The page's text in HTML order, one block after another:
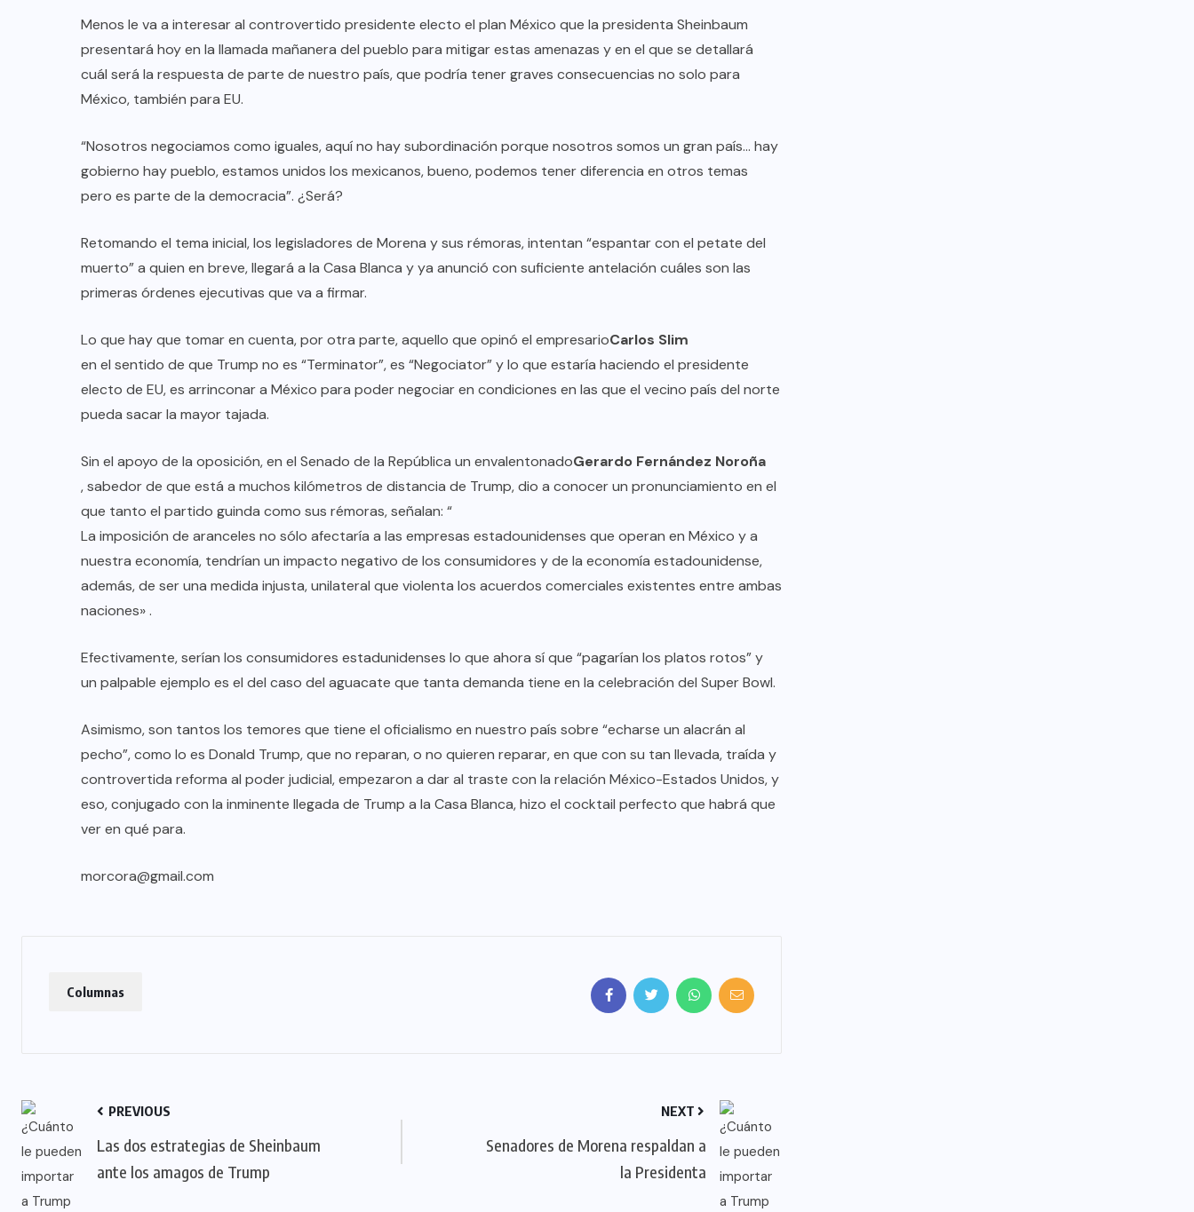
Menos le va a interesar al controvertido presidente electo el plan México que la presidenta Sheinbaum
presentará hoy en la llamada mañanera del pueblo para mitigar estas amenazas y en el que se detallará
cuál será la respuesta de parte de nuestro país, que podría tener graves consecuencias no solo para
México, también para EU.
“Nosotros negociamos como iguales, aquí no hay subordinación porque nosotros somos un gran país… hay
gobierno hay pueblo, estamos unidos los mexicanos, bueno, podemos tener diferencia en otros temas
pero es parte de la democracia”. ¿Será?
Retomando el tema inicial, los legisladores de Morena y sus rémoras, intentan “espantar con el petate del
muerto” a quien en breve, llegará a la Casa Blanca y ya anunció con suficiente antelación cuáles son las
primeras órdenes ejecutivas que va a firmar.
Lo que hay que tomar en cuenta, por otra parte, aquello que opinó el empresarioCarlos Slim
en el sentido de que Trump no es “Terminator”, es “Negociator” y lo que estaría haciendo el presidente
electo de EU, es arrinconar a México para poder negociar en condiciones en las que el vecino país del norte
pueda sacar la mayor tajada.
Sin el apoyo de la oposición, en el Senado de la República un envalentonadoGerardo Fernández Noroña
, sabedor de que está a muchos kilómetros de distancia de Trump, dio a conocer un pronunciamiento en el
que tanto el partido guinda como sus rémoras, señalan: “
La imposición de aranceles no sólo afectaría a las empresas estadounidenses que operan en México y a
nuestra economía, tendrían un impacto negativo de los consumidores y de la economía estadounidense,
además, de ser una medida injusta, unilateral que violenta los acuerdos comerciales existentes entre ambas
naciones» .
Efectivamente, serían los consumidores estadunidenses lo que ahora sí que “pagarían los platos rotos” y
un palpable ejemplo es el del caso del aguacate que tanta demanda tiene en la celebración del Super Bowl.
Asimismo, son tantos los temores que tiene el oficialismo en nuestro país sobre “echarse un alacrán al
pecho”, como lo es Donald Trump, que no reparan, o no quieren reparar, en que con su tan llevada, traída y
controvertida reforma al poder judicial, empezaron a dar al traste con la relación México-Estados Unidos, y
eso, conjugado con la inminente llegada de Trump a la Casa Blanca, hizo el cocktail perfecto que habrá que
ver en qué para.
morcora@gmail.com
Columnas
PREVIOUS
Las dos estrategias de Sheinbaum
ante los amagos de Trump
NEXT
Senadores de Morena respaldan a
la Presidenta